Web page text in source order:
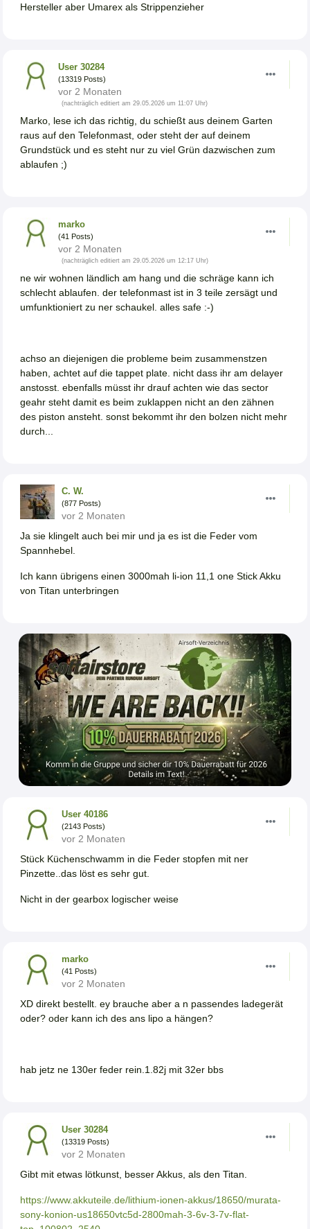
Hersteller aber Umarex als Strippenzieher
User 30284
(13319 Posts)
vor 2 Monaten
(nachträglich editiert am 29.05.2026 um 11:07 Uhr)
Marko, lese ich das richtig, du schießt aus deinem Garten
raus auf den Telefonmast, oder steht der auf deinem
Grundstück und es steht nur zu viel Grün dazwischen zum
ablaufen ;)
marko
(41 Posts)
vor 2 Monaten
(nachträglich editiert am 29.05.2026 um 12:17 Uhr)
ne wir wohnen ländlich am hang und die schräge kann ich
schlecht ablaufen. der telefonmast ist in 3 teile zersägt und
umfunktioniert zu ner schaukel. alles safe :-)
achso an diejenigen die probleme beim zusammenstzen
haben, achtet auf die tappet plate. nicht dass ihr am delayer
anstosst. ebenfalls müsst ihr drauf achten wie das sector
geahr steht damit es beim zuklappen nicht an den zähnen
des piston ansteht. sonst bekommt ihr den bolzen nicht mehr
durch...
C. W.
(877 Posts)
vor 2 Monaten
Ja sie klingelt auch bei mir und ja es ist die Feder vom
Spannhebel.
Ich kann übrigens einen 3000mah li-ion 11,1 one Stick Akku
von Titan unterbringen
User 40186
(2143 Posts)
vor 2 Monaten
Stück Küchenschwamm in die Feder stopfen mit ner
Pinzette..das löst es sehr gut.
Nicht in der gearbox logischer weise
marko
(41 Posts)
vor 2 Monaten
XD direkt bestellt. ey brauche aber a n passendes ladegerät
oder? oder kann ich des ans lipo a hängen?
hab jetz ne 130er feder rein.1.82j mit 32er bbs
User 30284
(13319 Posts)
vor 2 Monaten
Gibt mit etwas lötkunst, besser Akkus, als den Titan.
https://www.akkuteile.de/lithium-ionen-akkus/18650/murata-
sony-konion-us18650vtc5d-2800mah-3-6v-3-7v-flat-